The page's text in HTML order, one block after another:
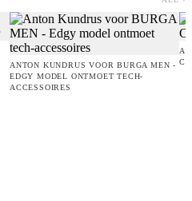
ANTON KUNDRUS VOOR BURGA MEN -
EDGY MODEL ONTMOET TECH-
ACCESSOIRES